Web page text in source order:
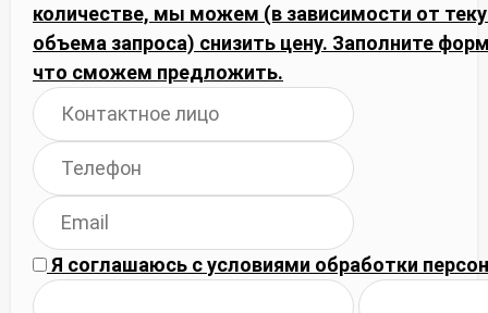
количестве, мы можем (в зависимости от
объема запроса) снизить цену. Заполните
что сможем предложить.
Я соглашаюсь сусловиями обработки